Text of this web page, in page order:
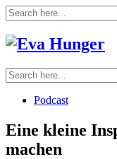
Podcast
Eine kleine
machen